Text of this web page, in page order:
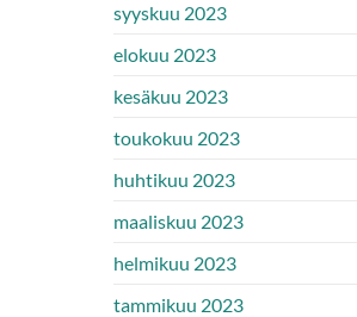
syyskuu 2023
elokuu 2023
kesäkuu 2023
toukokuu 2023
huhtikuu 2023
maaliskuu 2023
helmikuu 2023
tammikuu 2023